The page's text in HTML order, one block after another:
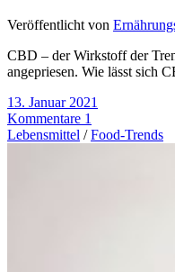
Veröffentlicht von
CBD – der Wirkstoff der
angepriesen. Wie lässt sich
13. Januar 2021
Kommentare 1
Lebensmittel /Food-Trends